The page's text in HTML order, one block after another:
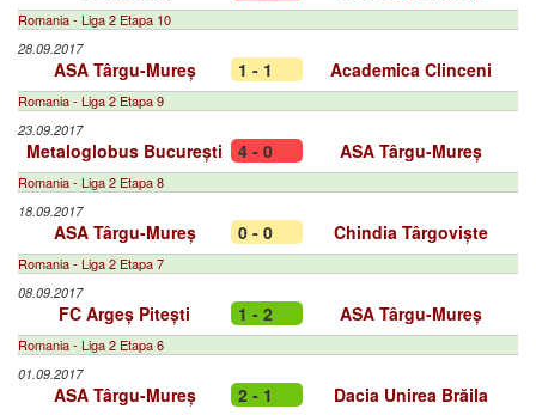
Romania - Liga 2 Etapa 10
28.09.2017
ASA Târgu-Mureș 1 - 1 Academica Clinceni
Romania - Liga 2 Etapa 9
23.09.2017
Metaloglobus București 4 - 0 ASA Târgu-Mureș
Romania - Liga 2 Etapa 8
18.09.2017
ASA Târgu-Mureș 0 - 0 Chindia Târgoviște
Romania - Liga 2 Etapa 7
08.09.2017
FC Argeș Pitești 1 - 2 ASA Târgu-Mureș
Romania - Liga 2 Etapa 6
01.09.2017
ASA Târgu-Mureș 2 - 1 Dacia Unirea Brăila